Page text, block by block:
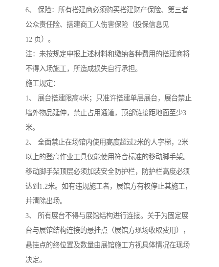
6、 保险：所有搭建商必须购买搭建财产保险、第三者
公众责任险、搭建商工人伤害保险（投保信息见
12 页）。
注：未按规定申报上述材料和缴纳各种费用的搭建商将
不得入场施工，所造成损失自行承担。
施工规定：
1、 展台搭建限高4米；只准许搭建单层展台，展台禁止
墙外物品延伸，禁止占用通道，顶部链接距地面至少3
米。
2、 全面禁止在场馆内使用高度超过2米的人字梯，2米
以上的登高作业工具仅能使用符合标准的移动脚手架。
移动脚手架顶层必须加装安全防护栏，防护栏高度必须
达到1.2米。如有违规施工者，展馆方有权停止其施工，
并清除出场。
3、 所有展台不得与展馆结构进行连接。关于为固定展
台与展馆结构连接的悬挂点（展馆方现场收取费用），
悬挂点的终位置及数量由展馆施工方视具体情况在现场
决定。